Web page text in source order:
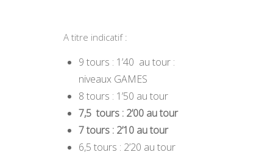
A titre indicatif :
9 tours : 1’40 au tour :
niveaux GAMES
8 tours : 1’50 au tour
7,5 tours : 2’00 au tour
7 tours : 2’10 au tour
6,5 tours : 2’20 au tour